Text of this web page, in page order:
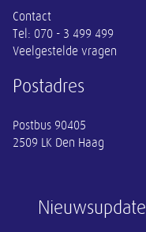
Nieuwsupdate
Contact
Tel: 070 - 3 499 499
Veelgestelde vragen
Postadres
Postbus 90405
2509 LK Den Haag